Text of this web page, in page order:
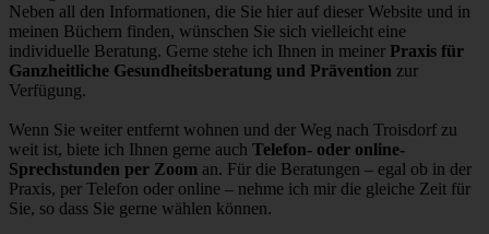
Neben all den Informationen, die Sie hier auf dieser Website und in
meinen Büchern finden, wünschen Sie sich vielleicht eine
individuelle Beratung. Gerne stehe ich Ihnen in meiner Praxis für
Ganzheitliche Gesundheitsberatung und Prävention zur
Verfügung.
Wenn Sie weiter entfernt wohnen und der Weg nach Troisdorf zu
weit ist, biete ich Ihnen gerne auch Telefon- oder online-
Sprechstunden per Zoom an. Für die Beratungen – egal ob in der
Praxis, per Telefon oder online – nehme ich mir die gleiche Zeit für
Sie, so dass Sie gerne wählen können.